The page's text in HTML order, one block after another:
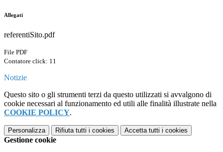
Allegati
referentiSito.pdf
File PDF
Contatore click: 11
Notizie
Questo sito o gli strumenti terzi da questo utilizzati si avvalgono di
cookie necessari al funzionamento ed utili alle finalità illustrate nella
COOKIE POLICY.
Personalizza Rifiuta tutti i cookies Accetta tutti i cookies
Gestione cookie